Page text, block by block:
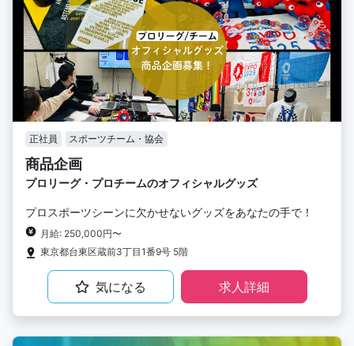
正社員 スポーツチーム・協会
商品企画
プロリーグ・プロチームのオフィシャルグッズ
プロスポーツシーンに欠かせないグッズをあなたの手で！
月給: 250,000円〜
東京都台東区蔵前3丁目1番9号 5階
気になる 求人詳細